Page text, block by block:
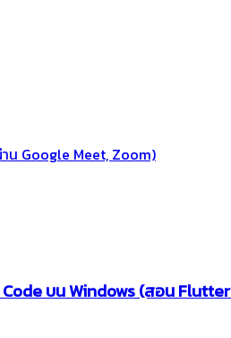
น Google Meet, Zoom)
บน Windows (สอน